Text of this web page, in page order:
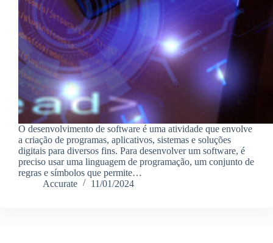
O desenvolvimento de software é uma atividade que envolve
a criação de programas, aplicativos, sistemas e soluções
digitais para diversos fins. Para desenvolver um software, é
preciso usar uma linguagem de programação, um conjunto de
regras e símbolos que permite…
Accurate
11/01/2024